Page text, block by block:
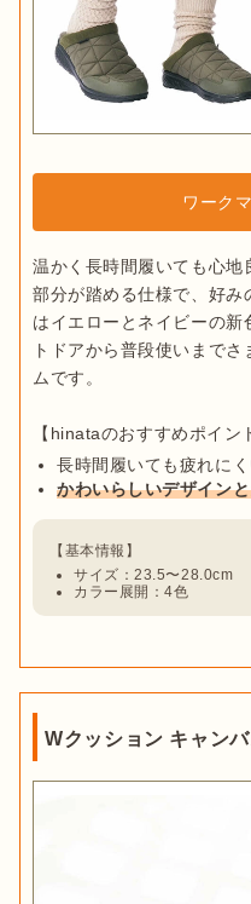
ワーク
温かく長時間履いても心地
部分が踏める仕様で、好み
はイエローとネイビーの新
トドアから普段使いまで
ムです。
長時間履いても疲れに
かわいらしいデザイン
サイズ：23.5〜28.0cm
カラー展開：4色
Wクッション キャン